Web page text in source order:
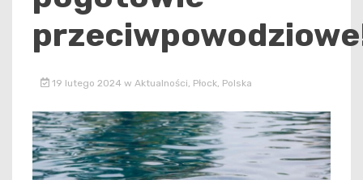
19 lutego 2024 w Aktualności Płock, Polska